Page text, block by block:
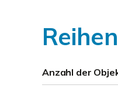
Anzahl der